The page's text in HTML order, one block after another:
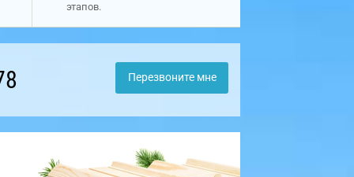
этапов.
Перезвоните мне